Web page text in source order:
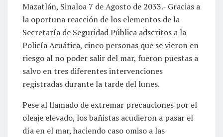
Mazatlán, Sinaloa 7 de Agosto de 2033.- Gracias a
la oportuna reacción de los elementos de la
Secretaría de Seguridad Pública adscritos a la
Policía Acuática, cinco personas que se vieron en
riesgo al no poder salir del mar, fueron puestas a
salvo en tres diferentes intervenciones
registradas durante la tarde del lunes.
Pese al llamado de extremar precauciones por el
oleaje elevado, los bañistas acudieron a pasar el
día en el mar, haciendo caso omiso a las